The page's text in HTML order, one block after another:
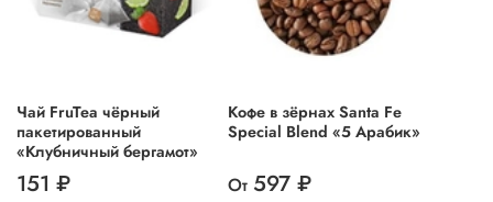
Чай FruTea чёрный
пакетированный
«Клубничный бергамот»
151 ₽
Кофе в зёрнах Santa Fe
Special Blend «5 Арабик»
От 597 ₽